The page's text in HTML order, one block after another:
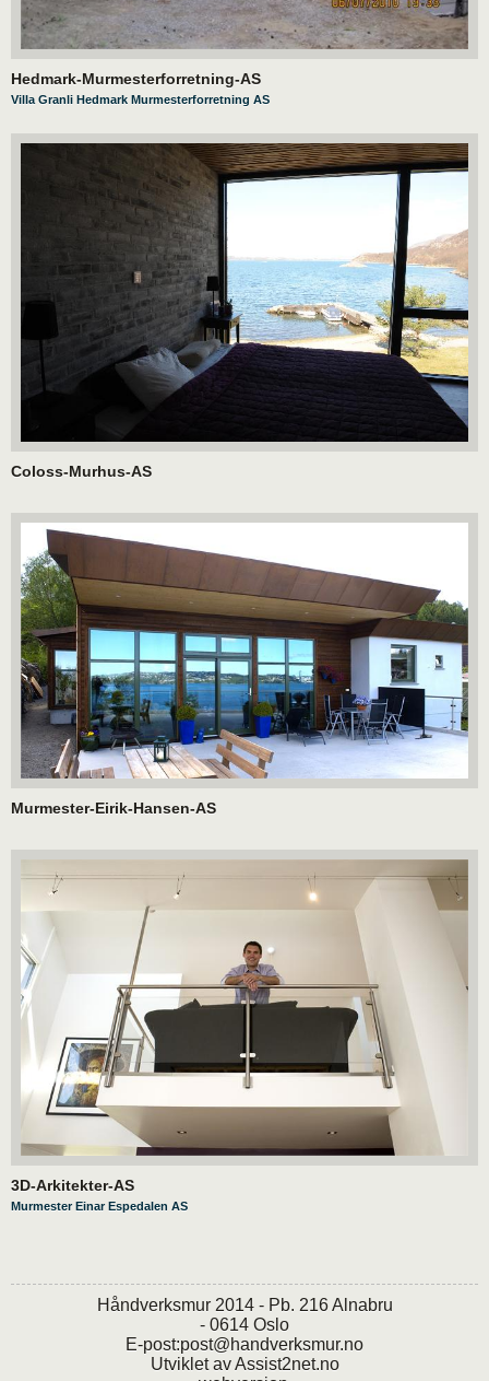
Hedmark-Murmesterforretning-AS
Villa Granli Hedmark Murmesterforretning AS
Coloss-Murhus-AS
Murmester-Eirik-Hansen-AS
3D-Arkitekter-AS
Murmester Einar Espedalen AS
Håndverksmur 2014 - Pb. 216 Alnabru
- 0614 Oslo
E-post:post@handverksmur.no
Utviklet avAssist2net.no